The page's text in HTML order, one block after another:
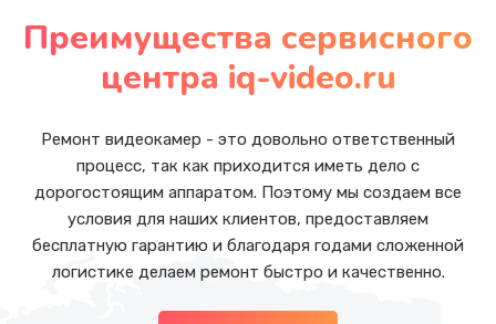
Заказать
от 1500 руб.
Заказать
Чистка от пыли
от 990 руб.
Преимущества сервисного
центра iq-video.ru
Ремонт видеокамер - это довольно ответственный
процесс, так как приходится иметь дело с
дорогостоящим аппаратом. Поэтому мы создаем все
условия для наших клиентов, предоставляем
бесплатную гарантию и благодаря годами сложенной
логистике делаем ремонт быстро и качественно.